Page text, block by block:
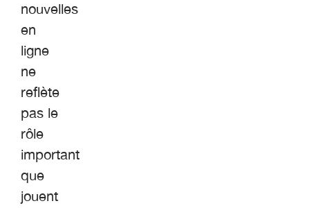
nouvelles
en
ligne
ne
reflète
pas le
rôle
important
que
jouent